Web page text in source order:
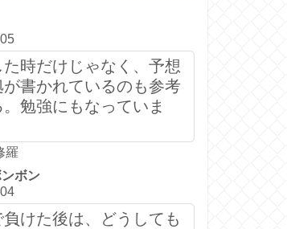
た時だけじゃなく、予想
が書かれているのも参考
。勉強にもなっていま
羅
ボン
けた後は、どうしても